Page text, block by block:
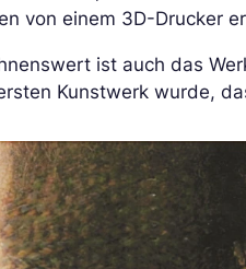
von einem 3D-Drucker
ist auch das
Kunstwerk wurde,